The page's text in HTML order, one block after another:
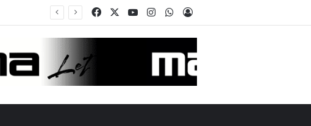
FacebookYou TubeInstagramWhatsApp
Accedi